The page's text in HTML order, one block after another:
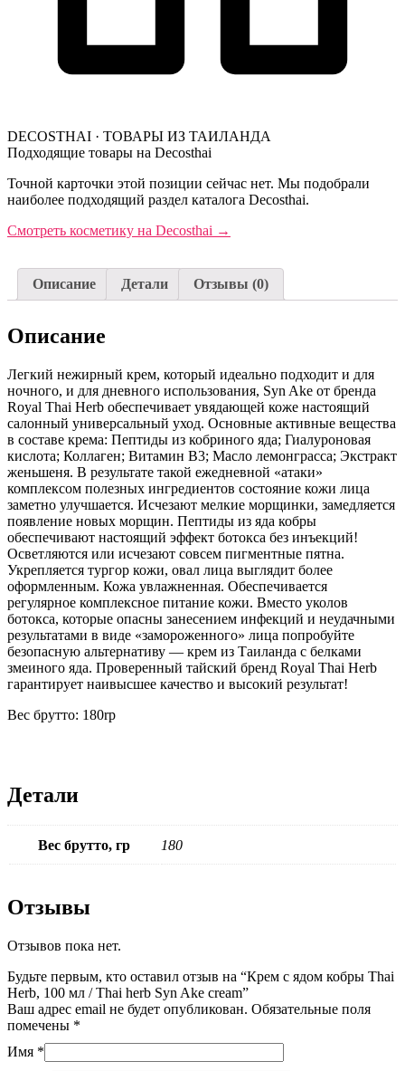
DECOSTHAI · ТОВАРЫ ИЗ ТАИЛАНДА
Подходящие товары на Decosthai
Точной карточки этой позиции сейчас нет. Мы подобрали
наиболее подходящий раздел каталога Decosthai.
Смотреть косметику на Decosthai →
Описание Детали Отзывы (0)
Описание
Легкий нежирный крем, который идеально подходит и для
ночного, и для дневного использования, Syn Ake от бренда
Royal Thai Herb обеспечивает увядающей коже настоящий
салонный универсальный уход. Основные активные вещества
в составе крема: Пептиды из кобриного яда; Гиалуроновая
кислота; Коллаген; Витамин В3; Масло лемонграсса; Экстракт
женьшеня. В результате такой ежедневной «атаки»
комплексом полезных ингредиентов состояние кожи лица
заметно улучшается. Исчезают мелкие морщинки, замедляется
появление новых морщин. Пептиды из яда кобры
обеспечивают настоящий эффект ботокса без инъекций!
Осветляются или исчезают совсем пигментные пятна.
Укрепляется тургор кожи, овал лица выглядит более
оформленным. Кожа увлажненная. Обеспечивается
регулярное комплексное питание кожи. Вместо уколов
ботокса, которые опасны занесением инфекций и неудачными
результатами в виде «замороженного» лица попробуйте
безопасную альтернативу — крем из Таиланда с белками
змеиного яда. Проверенный тайский бренд Royal Thai Herb
гарантирует наивысшее качество и высокий результат!
Вес брутто: 180rp
Детали
Вес брутто, гр 180
Отзывы
Отзывов пока нет.
Будьте первым, кто оставил отзыв на “Крем с ядом кобры Thai
Herb, 100 мл / Thai herb Syn Ake cream”
Ваш адрес email не будет опубликован. Обязательные поля
помечены *
Имя *